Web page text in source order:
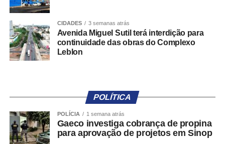
CIDADES 3 semanas atrás
Avenida Miguel Sutil terá interdição para
continuidade das obras do Complexo
Leblon
POLÍTICA
POLÍCIA 1 semana atrás
Gaeco investiga cobrança de propina
para aprovação de projetos em Sinop